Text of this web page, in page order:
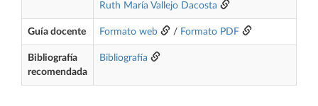
Ruth María Vallejo Dacosta
Guía docente Formato web / Formato PDF
Bibliografía
recomendada
Bibliografía